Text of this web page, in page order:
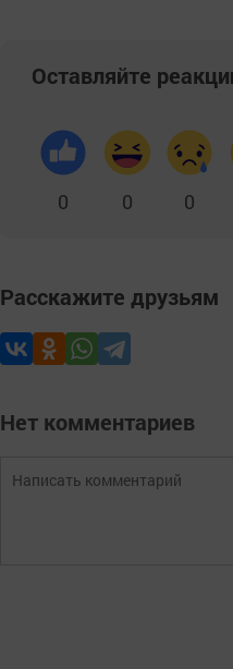
Оставляйте
0 0 0
Расскажите друзьям
Нет комментариев